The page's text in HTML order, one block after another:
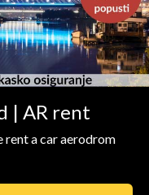
| AR rent
rent a car aerodrom